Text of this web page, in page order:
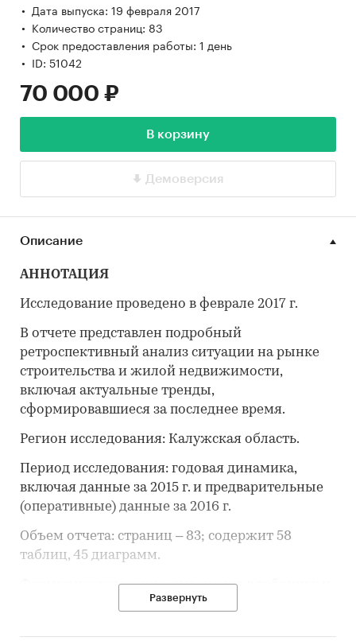
Дата выпуска: 19 февраля 2017
Количество страниц: 83
Срок предоставления работы: 1 день
ID: 51042
70 000 ₽
В корзину
Демоверсия
Описание
АННОТАЦИЯ
Исследование проведено в феврале 2017 г.
В отчете представлен подробный
ретроспективный анализ ситуации на рынке
строительства и жилой недвижимости,
включая актуальные тренды,
сформировавшиеся за последнее время.
Регион исследования: Калужская область.
Период исследования: годовая динамика,
включая данные за 2015 г. и предварительные
(оперативные) данные за 2016 г.
Объем отчета: страниц – 83; содержит 58
таблиц, 45 диаграмм.
Формат исследования: аналитика в таблицах и
Пользователи. Обзор предназначен для
Развернуть